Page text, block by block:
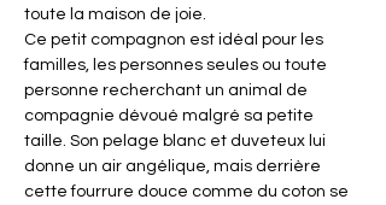
toute la maison de joie.
Ce petit compagnon est idéal pour les
familles, les personnes seules ou toute
personne recherchant un animal de
compagnie dévoué malgré sa petite
taille. Son pelage blanc et duveteux lui
donne un air angélique, mais derrière
cette fourrure douce comme du coton se